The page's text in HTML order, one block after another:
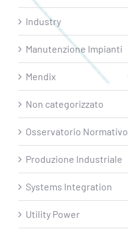
Industry
Manutenzione Impianti
Mendix
Non categorizzato
Osservatorio Normativo
Produzione Industriale
Systems Integration
Utility Power